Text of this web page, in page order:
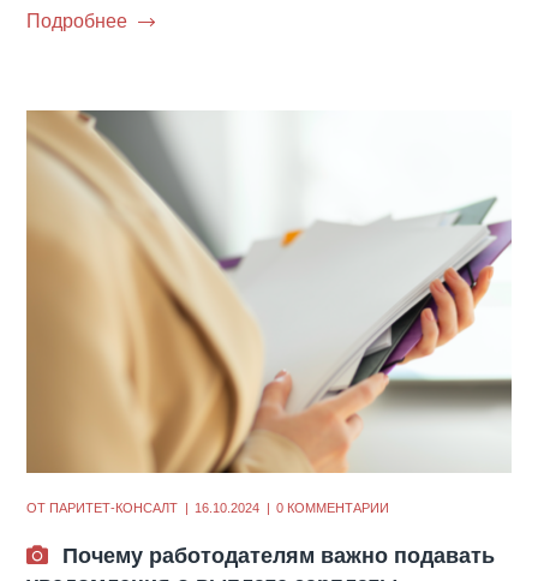
Подробнее
ОТ ПАРИТЕТ-КОНСАЛТ 16.10.2024 0 КОММЕНТАРИИ
Почему работодателям важно подавать